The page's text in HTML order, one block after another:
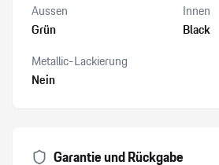
Aussen
Grün
Innen
Black
Metallic-Lackierung
Nein
Garantie und Rückgabe